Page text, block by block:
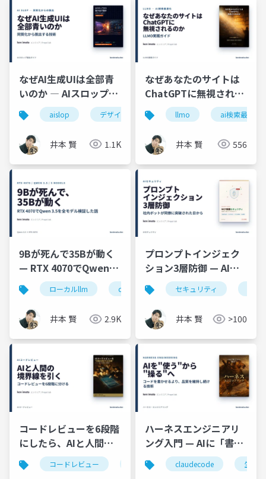
なぜAI生成UIは全部青
いのか ― AIスロップか
ら脱出する技術（入
門）
aislop デザイン フロントエンド
井本 賢 1.1K
なぜあなたのサイトは
ChatGPTに無視される
のか ― LLMO(AI検索最
適化)入門
llmo ai検索最適化
井本 賢 556
9Bが死んで35Bが動く
— RTX 4070でQwen
3.5を全モデル検証
ローカルllm qwen gpu ollama
井本 賢 2.9K
プロンプトインジェク
ション3層防御 — AIエ
ージェント時代のセキ
ュリティ実践
セキュリティ
井本 賢 >100
コードレビューを6段階
にしたら、AIと人間の
分業が見えた
コードレビュー claudecode 生成ai
ハーネスエンジニアリ
ング入門 — AIに「書か
せる」から「品質を維
持し続ける」へ
claudecode 生成ai